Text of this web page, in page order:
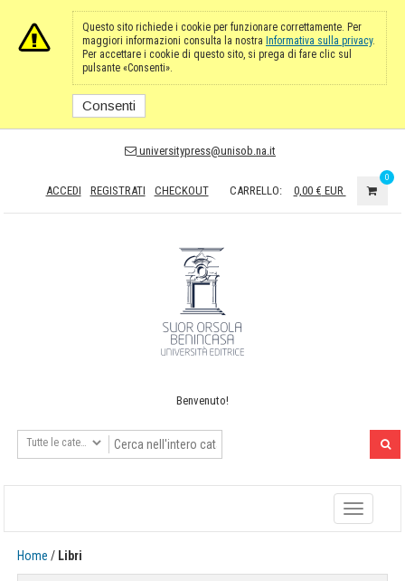
Questo sito richiede i cookie per funzionare correttamente. Per
maggiori informazioni consulta la nostra Informativa sulla privacy.
Per accettare i cookie di questo sito, si prega di fare clic sul
pulsante «Consenti».
Consenti
universitypress@unisob.na.it
ACCEDI REGISTRATI CHECKOUT CARRELLO: 0,00 € EUR
0
Benvenuto!
Toggle
navigation
Home / Libri